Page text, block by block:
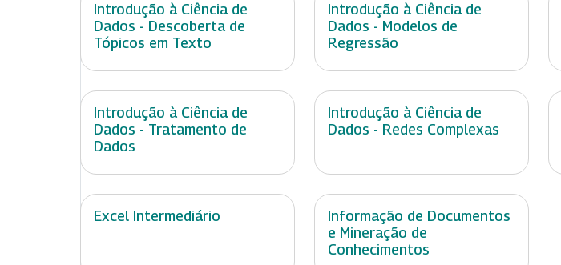
Introdução à Ciência de
Dados - Descoberta de
Tópicos em Texto
Introdução à Ciência de
Dados - Modelos de
Regressão
Introdução à Ciência de
Dados - Tratamento de
Dados
Introdução à Ciência de
Dados - Redes Complexas
Excel Intermediário
Informação de Documentos
e Mineração de
Conhecimentos